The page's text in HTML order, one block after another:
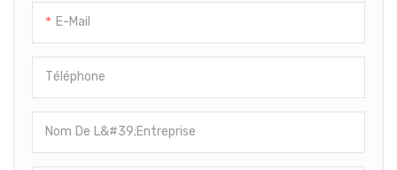
E-Mail
Téléphone
Nom De L&#39;entreprise